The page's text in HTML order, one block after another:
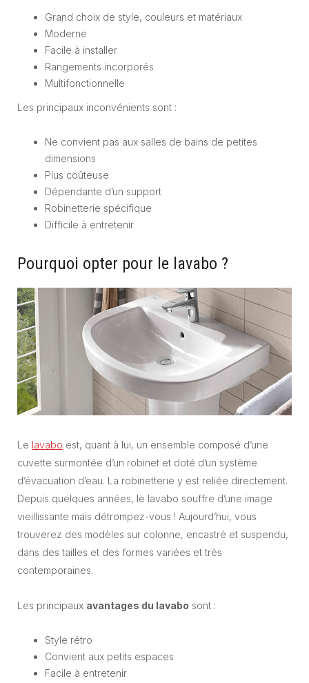
Grand choix de style, couleurs et matériaux
Moderne
Facile à installer
Rangements incorporés
Multifonctionnelle
Les principaux inconvénients sont :
Ne convient pas aux salles de bains de petites
dimensions
Plus coûteuse
Dépendante d’un support
Robinetterie spécifique
Difficile à entretenir
Pourquoi opter pour le lavabo ?
Le lavabo est, quant à lui, un ensemble composé d’une
cuvette surmontée d’un robinet et doté d’un système
d’évacuation d’eau. La robinetterie y est reliée directement.
Depuis quelques années, le lavabo souffre d’une image
vieillissante mais détrompez-vous ! Aujourd’hui, vous
trouverez des modèles sur colonne, encastré et suspendu,
dans des tailles et des formes variées et très
contemporaines.
Les principaux avantages du lavabo sont :
Style rétro
Convient aux petits espaces
Facile à entretenir